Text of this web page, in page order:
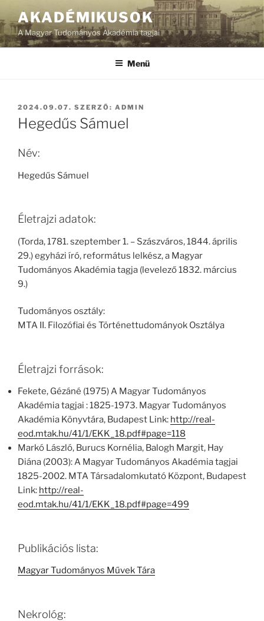
AKADÉMIKUSOK
A Magyar Tudományos Akadémia tagjai
Menü
BEKÜLDVE:
2024.09.07. SZERZŐ: ADMIN
Hegedűs Sámuel
Név:
Hegedűs Sámuel
Életrajzi adatok:
(Torda, 1781. szeptember 1. – Szászváros, 1844. április
29.) egyházi író, református lelkész, a Magyar
Tudományos Akadémia tagja (levelező 1832. március
9.)
Tudományos osztály:
MTA II. Filozófiai és Történettudományok Osztálya
Életrajzi források:
Fekete, Gézáné (1975) A Magyar Tudományos
Akadémia tagjai : 1825-1973. Magyar Tudományos
Akadémia Könyvtára, Budapest Link: http://real-
eod.mtak.hu/41/1/EKK_18.pdf#page=118
Markó László, Burucs Kornélia, Balogh Margit, Hay
Diána (2003): A Magyar Tudományos Akadémia tagjai
1825-2002. MTA Társadalomkutató Központ, Budapest
Link: http://real-
eod.mtak.hu/41/1/EKK_18.pdf#page=499
Publikációs lista:
Magyar Tudományos Művek Tára
Nekrológ: